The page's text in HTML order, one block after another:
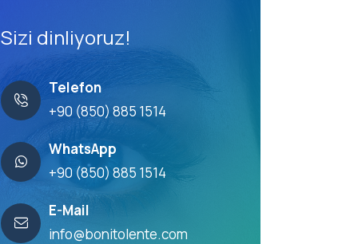
Sizi dinliyoruz!
Telefon
+90 (850) 885 1514
WhatsApp
+90 (850) 885 1514
E-Mail
info@bonitolente.com